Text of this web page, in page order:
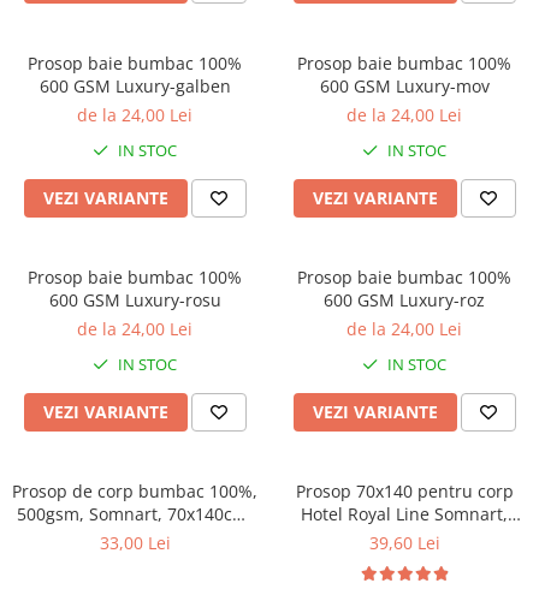
Lila
Imprimeu
Uni (1-2 culori)
Cu dungi
Cu inimioare
Cu Animal Print
Cu ursuleti
Brodate
Cu Motiv Traditional
Prosop baie bumbac 100%
600 GSM Luxury-galben
de la 24,00 Lei
IN STOC
VEZI VARIANTE
Prosop baie bumbac 100%
600 GSM Luxury-mov
de la 24,00 Lei
IN STOC
VEZI VARIANTE
Prosop baie bumbac 100%
600 GSM Luxury-rosu
de la 24,00 Lei
IN STOC
VEZI VARIANTE
Prosop baie bumbac 100%
600 GSM Luxury-roz
de la 24,00 Lei
IN STOC
VEZI VARIANTE
Prosop de corp bumbac 100%,
500gsm, Somnart, 70x140cm,
ivory
33,00 Lei
Prosop 70x140 pentru corp
Hotel Royal Line Somnart,
70x140 cm, 100% bumbac,
39,60 Lei